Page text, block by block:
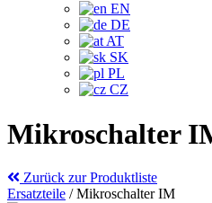
EN
DE
AT
SK
PL
CZ
Mikroschalter
Zurück zur Produktliste
Ersatzteile /Mikroschalter IM